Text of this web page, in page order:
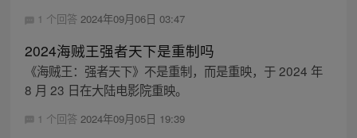
1 个回答 2024年09月06日 03:47
2024海贼王强者天下是重制吗
《海贼王：强者天下》不是重制，而是重映，于 2024 年
8 月 23 日在大陆电影院重映。
1 个回答 2024年09月05日 19:39